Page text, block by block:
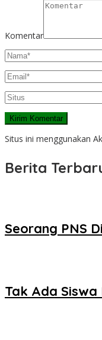
Komentar
Situs ini menggunakan
Berita
Seorang PNS
Tak Ada